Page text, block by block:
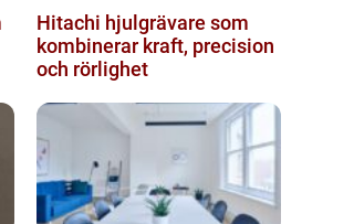
Hitachi hjulgrävare som
kombinerar kraft, precision
och rörlighet